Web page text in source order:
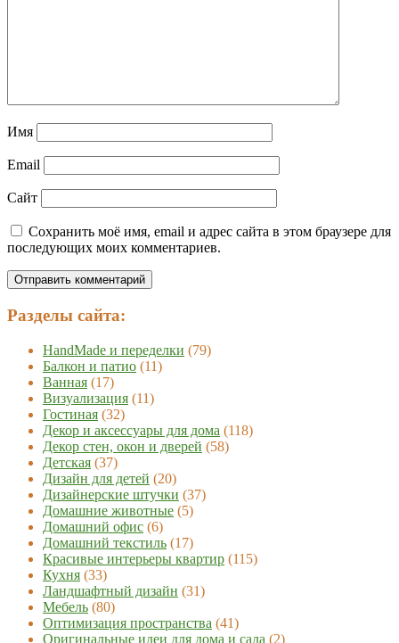
Имя
Email
Сайт
Сохранить моё имя, email и адрес сайта в этом браузере для
последующих моих комментариев.
Разделы сайта:
HandMade и переделки (79)
Балкон и патио (11)
Ванная (17)
Визуализация (11)
Гостиная (32)
Декор и аксессуары для дома (118)
Декор стен, окон и дверей (58)
Детская (37)
Дизайн для детей (20)
Дизайнерские штучки (37)
Домашние животные (5)
Домашний офис (6)
Домашний текстиль (17)
Красивые интерьеры квартир (115)
Кухня (33)
Ландшафтный дизайн (31)
Мебель (80)
Оптимизация пространства (41)
Оригинальные идеи для дома и сада (2)